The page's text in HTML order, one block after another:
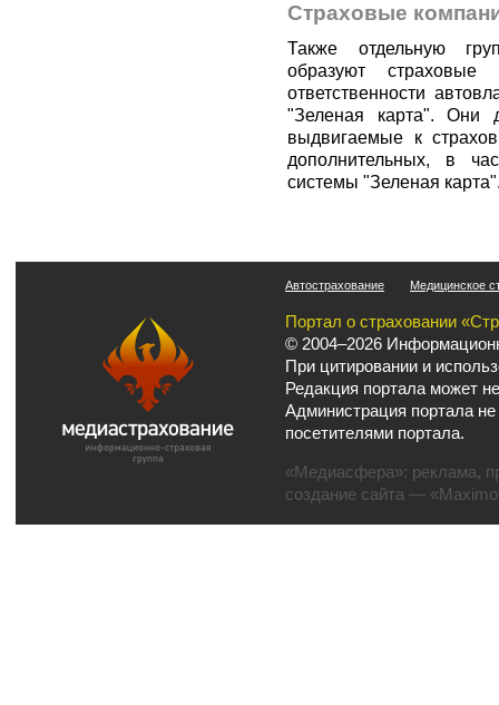
Страховые
Также отдельную
образуют страховые
ответственности
"Зеленая карта". Они
выдвигаемые к
дополнительных, в
системы "Зеленая
Автострахование Медицинское
Портал о страховании
© 2004–2026
При цитировании и
Редакция портала может
Администрация портала
посетителями портала.
«Медиасфера»: реклама,
создание сайта —